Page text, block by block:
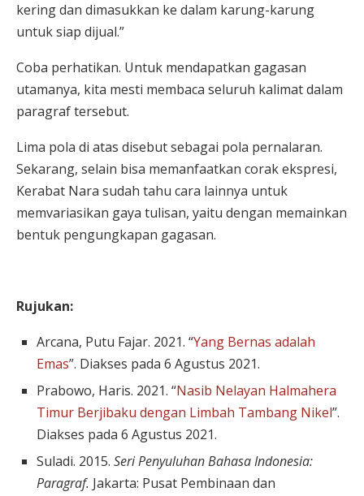
kering dan dimasukkan ke dalam karung-karung
untuk siap dijual.”
Coba perhatikan. Untuk mendapatkan gagasan
utamanya, kita mesti membaca seluruh kalimat dalam
paragraf tersebut.
Lima pola di atas disebut sebagai pola pernalaran.
Sekarang, selain bisa memanfaatkan corak ekspresi,
Kerabat Nara sudah tahu cara lainnya untuk
memvariasikan gaya tulisan, yaitu dengan memainkan
bentuk pengungkapan gagasan.
Rujukan:
Arcana, Putu Fajar. 2021. “Yang Bernas adalah
Emas”. Diakses pada 6 Agustus 2021.
Prabowo, Haris. 2021. “Nasib Nelayan Halmahera
Timur Berjibaku dengan Limbah Tambang Nikel”.
Diakses pada 6 Agustus 2021.
Suladi. 2015. Seri Penyuluhan Bahasa Indonesia:
Paragraf. Jakarta: Pusat Pembinaan dan